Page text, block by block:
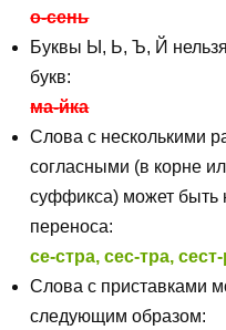
о-сень
Буквы Ы, Ь, Ъ, Й
букв:
ма-йка
Слова с несколькими
согласными (в корне
суффикса) может быть
переноса:
се-стра, сес-тра,
Слова с приставками
следующим образом: